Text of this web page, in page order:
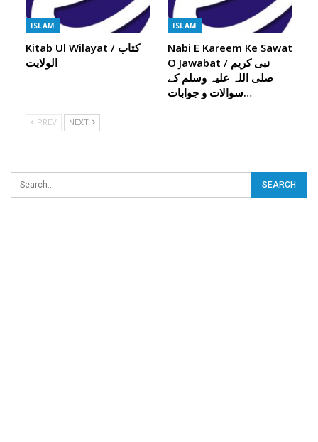
ISLAM
Kitab Ul Wilayat / کتاب
الولایت
ISLAM
Nabi E Kareem Ke Sawat
O Jawabat / نبی کریم
صلی اللہ علیہ وسلم کے
سوالات و جوابات…
PREV NEXT